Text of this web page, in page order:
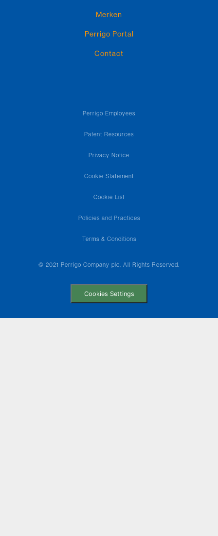
Merken
Perrigo Portal
Contact
Perrigo Employees
Patent Resources
Privacy Notice
Cookie Statement
Cookie List
Policies and Practices
Terms & Conditions
© 2021 Perrigo Company plc, All Rights Reserved.
Cookies Settings